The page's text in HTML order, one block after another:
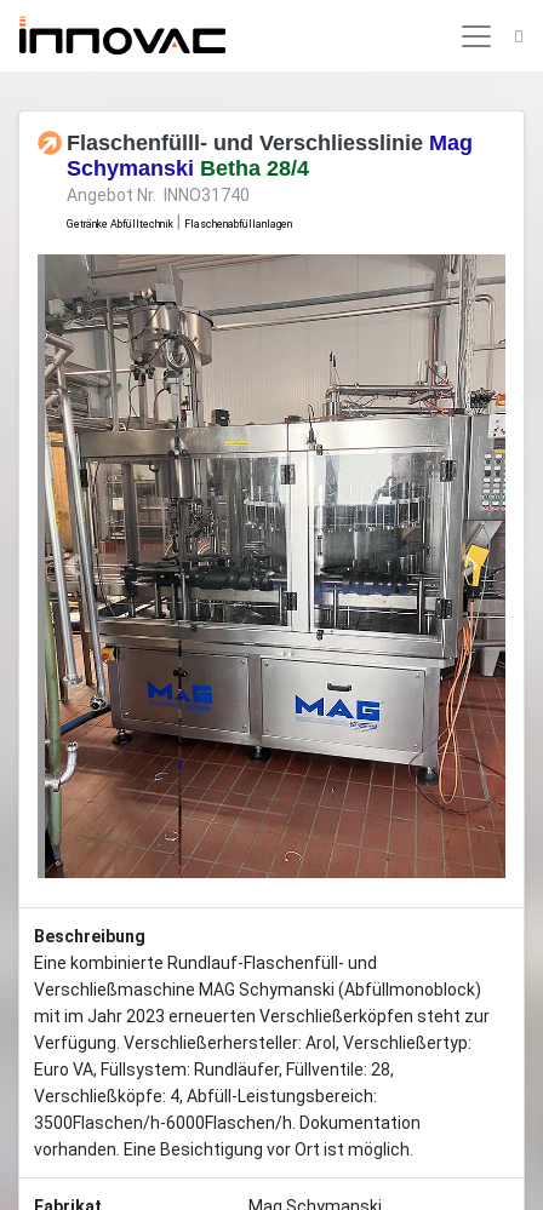
Flaschenfülll- und Verschliesslinie Mag
Schymanski Betha 28/4
Angebot Nr. INNO31740
Getränke Abfülltechnik Flaschenabfüllanlagen
Previous Next
Beschreibung
Eine kombinierte Rundlauf-Flaschenfüll- und
Verschließmaschine MAG Schymanski (Abfüllmonoblock)
mit im Jahr 2023 erneuerten Verschließerköpfen steht zur
Verfügung. Verschließerhersteller: Arol, Verschließertyp:
Euro VA, Füllsystem: Rundläufer, Füllventile: 28,
Verschließköpfe: 4, Abfüll-Leistungsbereich:
3500Flaschen/h-6000Flaschen/h. Dokumentation
vorhanden. Eine Besichtigung vor Ort ist möglich.
Fabrikat Mag Schymanski